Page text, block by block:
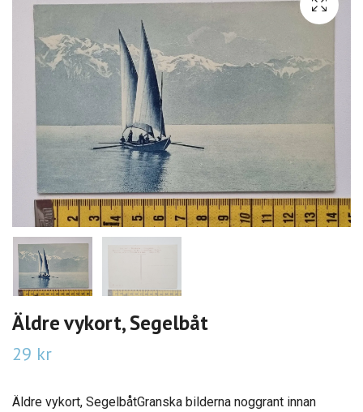
Äldre vykort, Segelbåt
29 kr
Äldre vykort, SegelbåtGranska bilderna noggrant innan